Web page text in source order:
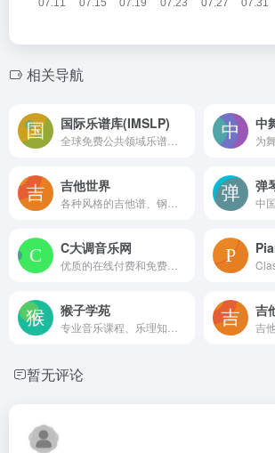
相关导航
国际乐谱库(IMSLP) 中
吉他世界 弹
C大调音乐网
猴子学苑 吉
吉
暂无评论